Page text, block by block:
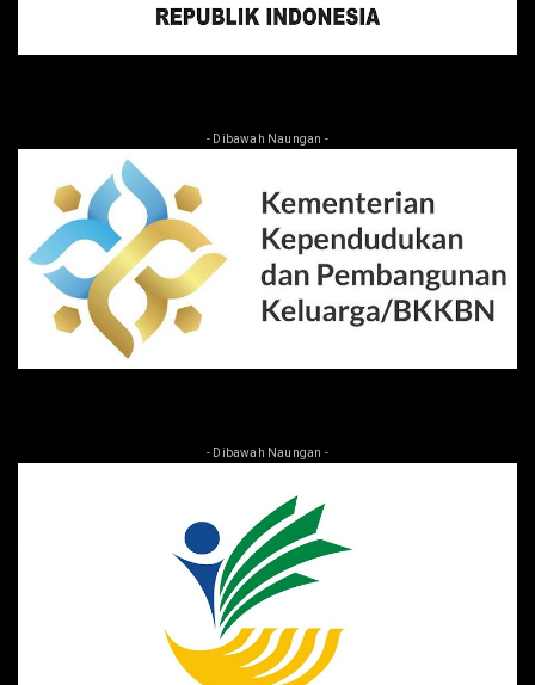
- Dibawah Naungan -
- Dibawah Naungan -